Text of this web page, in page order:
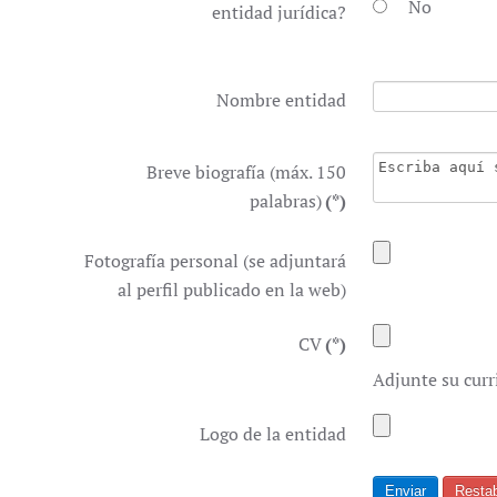
entidad jurídica?
No
Nombre entidad
Breve biografía (máx. 150
palabras)(*)
Fotografía personal (se adjuntará
al perfil publicado en la web)
CV(*)
Adjunte su
Logo de la entidad
Enviar